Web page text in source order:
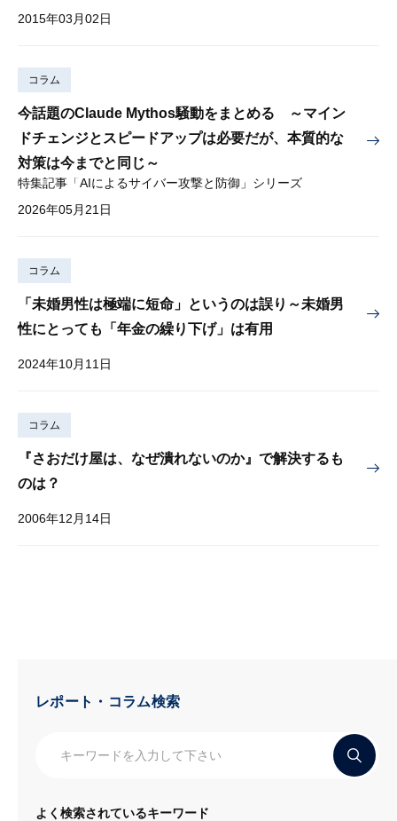
2015年03月02日
コラム
今話題のClaude Mythos騒動をまとめる ～マイン
ドチェンジとスピードアップは必要だが、本質的な
対策は今までと同じ～
特集記事「AIによるサイバー攻撃と防御」シリーズ
2026年05月21日
コラム
「未婚男性は極端に短命」というのは誤り～未婚男
性にとっても「年金の繰り下げ」は有用
2024年10月11日
コラム
『さおだけ屋は、なぜ潰れないのか』で解決するも
のは？
2006年12月14日
レポート・コラム検索
よく検索されているキーワード